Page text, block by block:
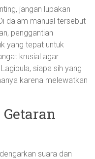
jangan lupakan
dalam manual tersebut
penggantian
yang tepat untuk
krusial agar
siapa sih yang
karena melewatkan
suara dan